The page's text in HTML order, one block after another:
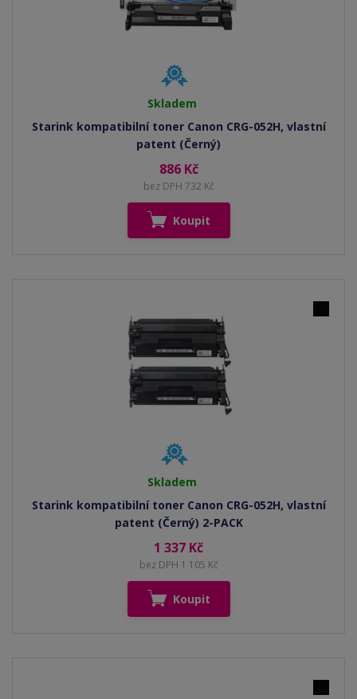
Skladem
Starink kompatibilní toner Canon CRG-052H, vlastní
patent (Černý)
886 Kč
bez DPH 732 Kč
Koupit
Skladem
Starink kompatibilní toner Canon CRG-052H, vlastní
patent (Černý) 2-PACK
1 337 Kč
bez DPH 1 105 Kč
Koupit